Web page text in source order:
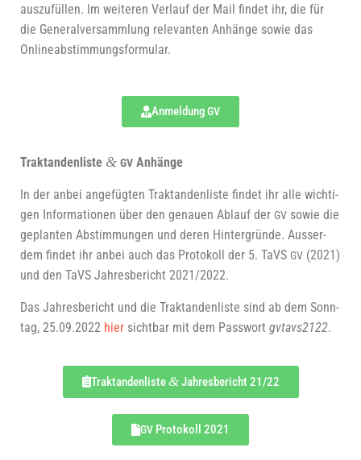
aus­zu­fül­len. Im wei­te­ren Ver­lauf der Mail fin­det ihr, die für
die Gene­ral­ver­samm­lung rele­van­ten Anhän­ge sowie das
Onlineabstimmungsformular.
Anmel­dungGV
Trak­tan­den­lis­te & GV Anhänge
In der anbei ange­füg­ten Trak­tan­den­lis­te fin­det ihr alle wich­ti­
gen Infor­ma­tio­nen über den genau­en Ablauf der GV sowie die
geplan­ten Abstim­mun­gen und deren Hin­ter­grün­de. Aus­ser­
dem fin­det ihr anbei auch das Pro­to­koll der 5. TaVS GV (2021)
und den TaVS Jah­res­be­richt 2021/2022.
Das Jah­res­be­richt und die Trak­tan­den­lis­te sind ab dem Sonn­
tag, 25.09.2022 hier sicht­bar mit dem Pass­wort gvtavs2122.
Trak­tan­den­lis­te&Jah­res­be­richt 21/22
GV Pro­to­koll 2021